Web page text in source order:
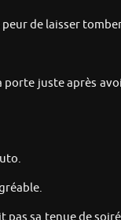
de laisser
juste après
sa tenue de